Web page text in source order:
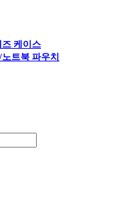
케이스
트북 파우치